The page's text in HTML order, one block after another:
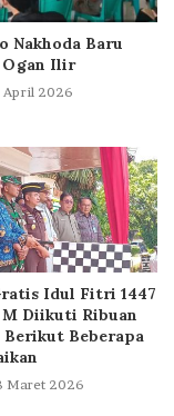
Nakhoda Baru
Ogan Ilir
April 2026
Idul Fitri 1447
Diikuti Ribuan
Berikut Beberapa
Maret 2026